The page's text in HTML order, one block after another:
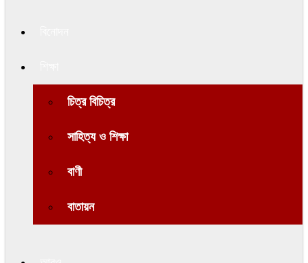
চিত্র বিচিত্র
সাহিত্য ও শিক্ষা
বাণী
বাতায়ন